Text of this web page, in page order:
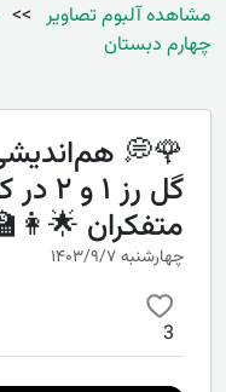
مشاهده آلبوم تصاویر >>
چهارم دبستان
🌹💭
گل رز
متفکران
چهارشنبه ۱۴۰۳/۹/۷
3